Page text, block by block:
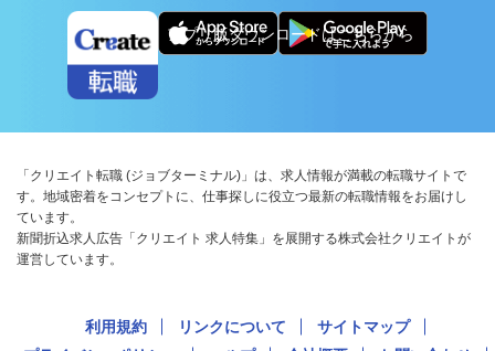
アプリ版ダウンロードはこちらから
「クリエイト転職 (ジョブターミナル)」は、求人情報が満載の転職サイトで
す。地域密着をコンセプトに、仕事探しに役立つ最新の転職情報をお届けし
ています。
新聞折込求人広告「クリエイト 求人特集」を展開する株式会社クリエイトが
運営しています。
利用規約 リンクについて
サイトマップ